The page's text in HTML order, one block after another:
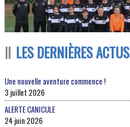
LES DERNIÈRES ACTUS
Une nouvelle aventure commence !
3 juillet 2026
ALERTE CANICULE
24 juin 2026